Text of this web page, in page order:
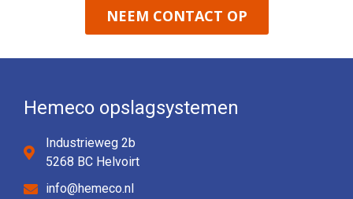
NEEM CONTACT OP
Hemeco opslagsystemen
Industrieweg 2b
5268 BC Helvoirt
info@hemeco.nl